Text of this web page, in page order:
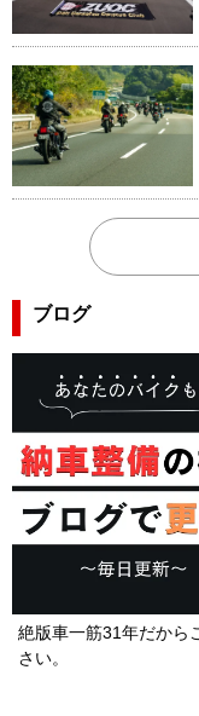
ブログ
絶版車一筋31年だから
さい。